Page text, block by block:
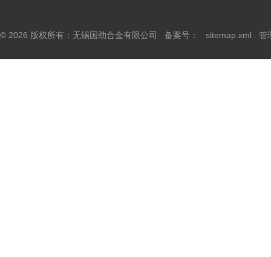
© 2026 版权所有：无锡国劲合金有限公司 备案号： sitemap.xml 管